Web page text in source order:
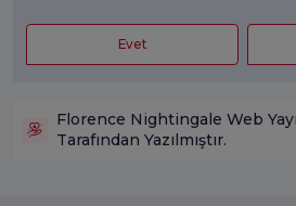
Evet
Florence Nightingale Web
Tarafından Yazılmıştır.